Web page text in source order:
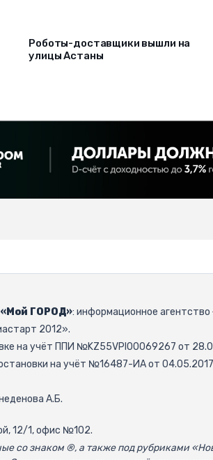
Роботы-доставщики вышли на
улицы Астаны
ГОРОД»: информационное агентство
2012».
на учёт ППИ №KZ55VPI00069267 от
на учёт №16487-ИА от
А.Б.
12/1, офис №102.
со знаком ®, а также под рубриками